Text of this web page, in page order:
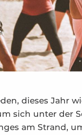
dieses Jahr
sich unter der
am Strand,